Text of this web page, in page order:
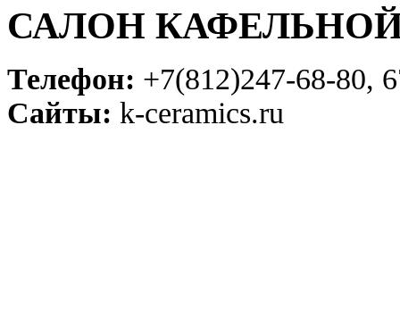
САЛОН
Телефон: +7(812)247-68-80,
Сайты: k-ceramics.ru